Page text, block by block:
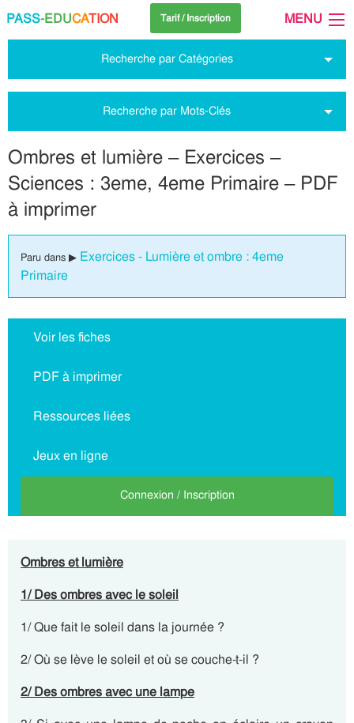
PASS-EDUCATION Tarif / Inscription MENU
Recherche par Catégories
Recherche par Mots-Clés
Ombres et lumière – Exercices –
Sciences : 3eme, 4eme Primaire – PDF
à imprimer
Paru dans ▶ Exercices - Lumière et ombre : 4eme
Primaire
Voir les fiches
PDF à imprimer
Ressources liées
Jeux en ligne
Connexion / Inscription
Ombres et lumière
1/ Des ombres avec le soleil
1/ Que fait le soleil dans la journée ?
2/ Où se lève le soleil et où se couche-t-il ?
2/ Des ombres avec une lampe